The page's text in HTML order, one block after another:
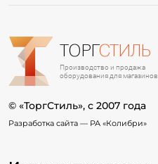
ТОРГСТИЛЬ
Производство и продажа
оборудования для магазинов
© «ТоргСтиль», c 2007 года
Разработка сайта — РА «Колибри»